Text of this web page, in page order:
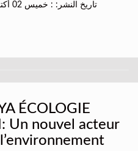
تاريخ النشر: : خميس 02 أكتوبر 2025
ÉCOLOGIE
Un nouvel acteur